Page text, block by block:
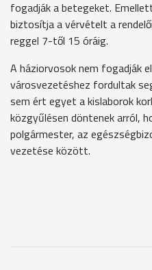
fogadják a betegeket.
biztosítja a vérvételt a
reggel 7-től 15 óráig.
A háziorvosok nem fogadják
városvezetéshez fordultak
sem ért egyet a kislaborok
közgyűlésen döntenek arról,
polgármester, az
vezetése között.